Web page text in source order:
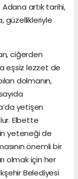
Adana artık tarihi,
güzellikleriyle
ciğerden
eşsiz lezzet de
dolmanın,
yetişen
Elbette
yeteneği de
önemli bir
olmak için her
Belediyesi